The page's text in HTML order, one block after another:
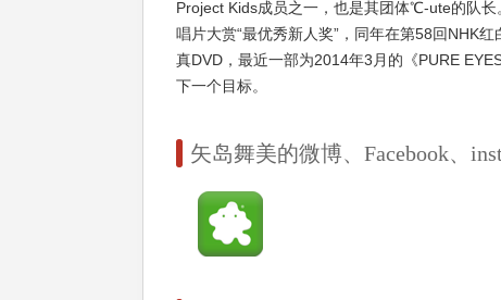
Project Kids成员之一，也是其团体℃-ute的队
唱片大赏“最优秀新人奖”，同年在第58回NHK
真DVD，最近一部为2014年3月的《PURE
下一个目标。
矢岛舞美的微博、Facebook、